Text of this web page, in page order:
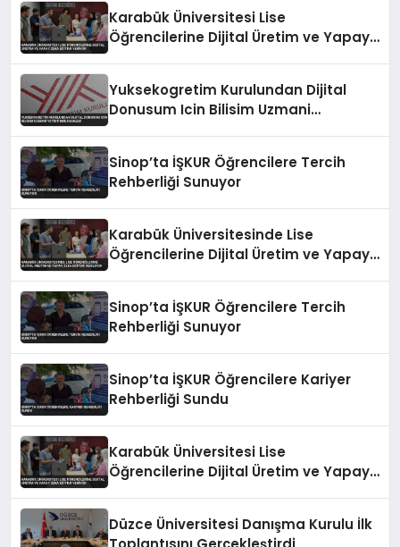
Karabük Üniversitesi Lise
Öğrencilerine Dijital Üretim ve Yapay
Yuksekogretim Kurulundan Dijital
Donusum Icin Bilisim Uzmani
Sinop’ta İŞKUR Öğrencilere Tercih
Rehberliği Sunuyor
Karabük Üniversitesinde Lise
Öğrencilerine Dijital Üretim ve Yapay
Sinop’ta İŞKUR Öğrencilere Tercih
Rehberliği Sunuyor
Sinop’ta İŞKUR Öğrencilere Kariyer
Rehberliği Sundu
Karabük Üniversitesi Lise
Öğrencilerine Dijital Üretim ve Yapay
Düzce Üniversitesi Danışma Kurulu İlk